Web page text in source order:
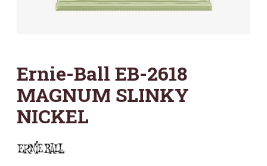
Ernie-Ball EB-2618
MAGNUM SLINKY
NICKEL